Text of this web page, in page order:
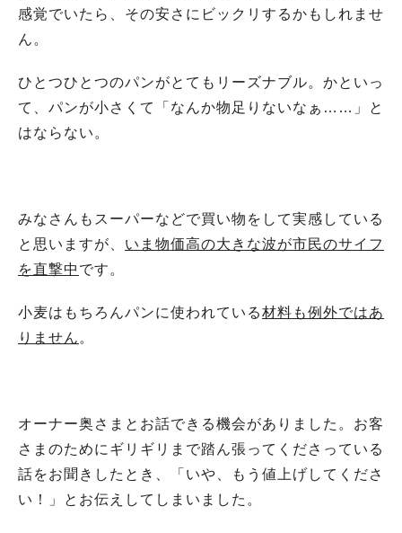
感覚でいたら、その安さにビックリするかもしれませ
ん。
ひとつひとつのパンがとてもリーズナブル。かといっ
て、パンが小さくて「なんか物足りないなぁ……」と
はならない。
みなさんもスーパーなどで買い物をして実感している
と思いますが、 いま物価高の大きな波が市民のサイフ
を直撃中 です。
小麦はもちろんパンに使われている材料も例外ではあ
りません 。
オーナー奥さまとお話できる機会がありました。お客
さまのためにギリギリまで踏ん張ってくださっている
話をお聞きしたとき、「いや、もう値上げしてくださ
い！」とお伝えしてしまいました。